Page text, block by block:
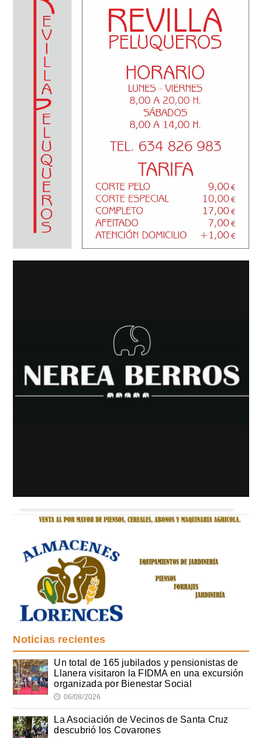
Noticias recientes
Un total de 165 jubilados y pensionistas de
Llanera visitaron la FIDMA en una excursión
organizada por Bienestar Social
🕔 06/08/2026
La Asociación de Vecinos de Santa Cruz
descubrió los Covarones